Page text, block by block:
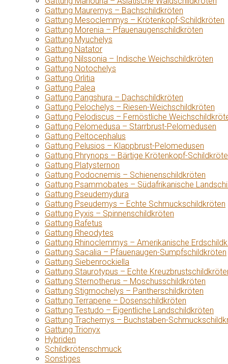
Gattung Mauremys – Bachschildkröten
Gattung Mesoclemmys – Krötenkopf-Schildkröten
Gattung Morenia – Pfauenaugenschildkröten
Gattung Myuchelys
Gattung Natator
Gattung Nilssonia – Indische Weichschildkröten
Gattung Notochelys
Gattung Orlitia
Gattung Palea
Gattung Pangshura – Dachschildkröten
Gattung Pelochelys – Riesen-Weichschildkröten
Gattung Pelodiscus – Fernöstliche
Gattung Pelomedusa – Starrbrust-Pelomedusen
Gattung Peltocephalus
Gattung Pelusios – Klappbrust-Pelomedusen
Gattung Phrynops – Bärtige Krötenkopf-
Gattung Platysternon
Gattung Podocnemis – Schienenschildkröten
Gattung Psammobates – Südafrikanische
Gattung Pseudemydura
Gattung Pseudemys – Echte Schmuckschildkröten
Gattung Pyxis – Spinnenschildkröten
Gattung Rafetus
Gattung Rheodytes
Gattung Rhinoclemmys – Amerikanische
Gattung Sacalia – Pfauenaugen-Sumpfschildkröten
Gattung Siebenrockiella
Gattung Staurotypus – Echte
Gattung Sternotherus – Moschusschildkröten
Gattung Stigmochelys – Pantherschildkröten
Gattung Terrapene – Dosenschildkröten
Gattung Testudo – Eigentliche Landschildkröten
Gattung Trachemys – Buchstaben-
Gattung Trionyx
Hybriden
Schildkrötenschmuck
Sonstiges